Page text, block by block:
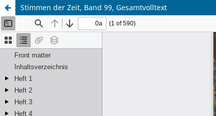
Stimmen der Zeit, Band 99, Gesamtvolltext